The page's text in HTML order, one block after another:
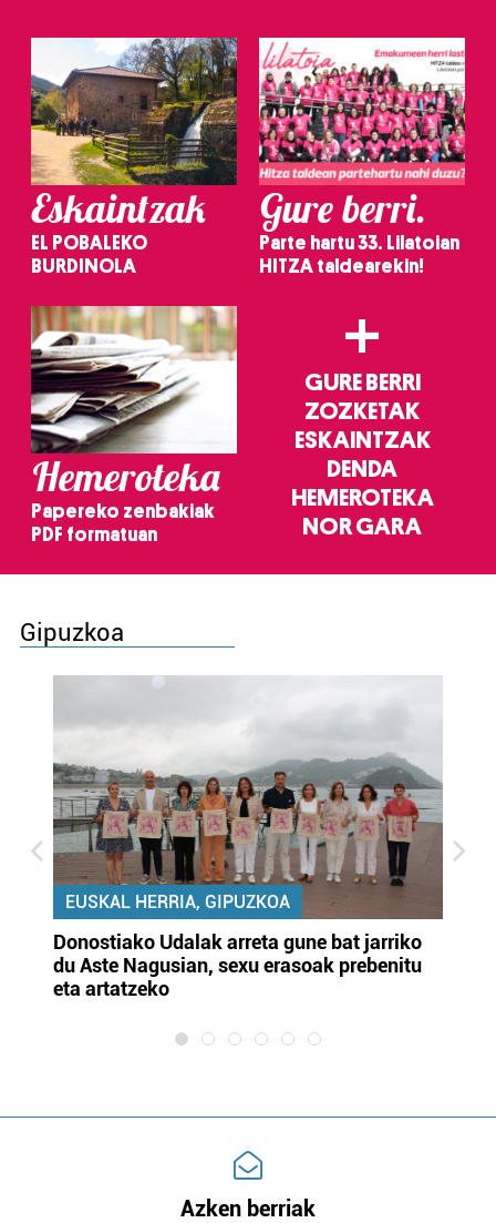
Eskaintzak
EL POBALEKO
BURDINOLA
Gure berri.
Parte hartu 33. Lilatoian
HITZA taldearekin!
Hemeroteka
Papereko zenbakiak
PDF formatuan
+
GURE BERRI
ZOZKETAK
ESKAINTZAK
DENDA
HEMEROTEKA
NOR GARA
Gipuzkoa
EUSKAL HERRIA, GIPUZKOA
Donostiako Udalak arreta gune bat jarriko
du Aste Nagusian, sexu erasoak prebenitu
eta artatzeko
Azken berriak